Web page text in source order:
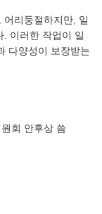
리둥절하지만, 일
이러한 작업이 일
다양성이 보장받는
회 안후상 씀